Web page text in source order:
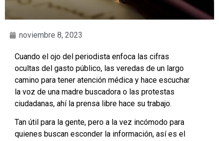
noviembre 8, 2023
Cuando el ojo del periodista enfoca las cifras
ocultas del gasto público, las veredas de un largo
camino para tener atención médica y hace escuchar
la voz de una madre buscadora o las protestas
ciudadanas, ahí la prensa libre hace su trabajo.
Tan útil para la gente, pero a la vez incómodo para
quienes buscan esconder la información, así es el